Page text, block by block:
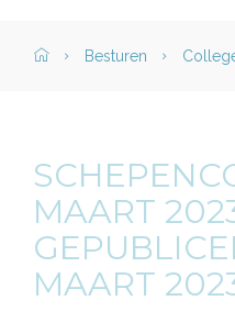
Home">Besturen
MAART
MAART